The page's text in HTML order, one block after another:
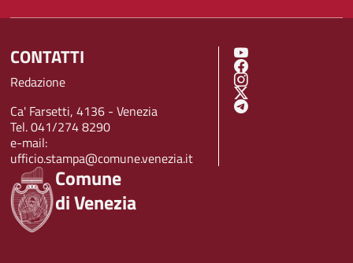
Comune
di Venezia
CONTATTI
Redazione
Ca' Farsetti, 4136 - Venezia
Tel. 041/274 8290
e-mail:
ufficio.stampa@comune.venezia.it
SOCIAL MENU